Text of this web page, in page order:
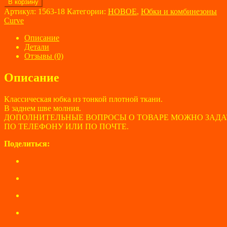
товара
Юбка
Curve
размер
В корзину
Артикул: 1563-18 Категории: НОВОЕ, Юбки и комбинезоны
Curve
Описание
Детали
Отзывы (0)
Описание
Классическая юбка из тонкой плотной ткани.
В заднем шве молния.
ДОПОЛНИТЕЛЬНЫЕ ВОПРОСЫ О ТОВАРЕ МОЖНО
ПО ТЕЛЕФОНУ ИЛИ ПО ПОЧТЕ.
Поделиться: